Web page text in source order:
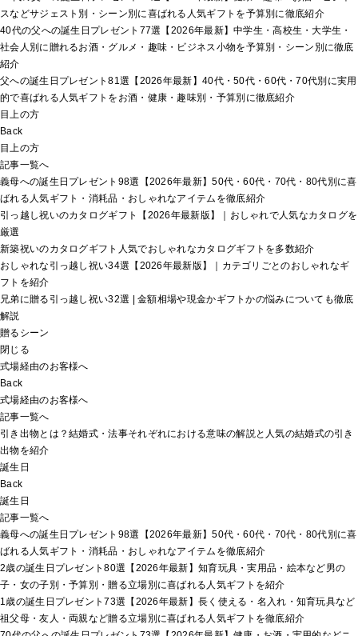
スなどサジェスト別・シーン別に喜ばれる人気ギフトを予算別に徹底紹介
40代の父への誕生日プレゼント77選【2026年最新】中学生・高校生・大学生・
社会人別に贈れるお酒・グルメ・趣味・ビジネス小物を予算別・シーン別に徹底
紹介
父への誕生日プレゼント81選【2026年最新】40代・50代・60代・70代別に実用
的で喜ばれる人気ギフトをお酒・健康・趣味別・予算別に徹底紹介
目上の方
Back
目上の方
記事一覧へ
義母への誕生日プレゼント98選【2026年最新】50代・60代・70代・80代別に喜
ばれる人気ギフト・消耗品・おしゃれなアイテムを徹底紹介
引っ越し祝いのカタログギフト【2026年最新版】｜おしゃれで人気なカタログを
厳選
新築祝いのカタログギフト人気でおしゃれなカタログギフトを多数紹介
おしゃれな引っ越し祝い34選【2026年最新版】｜カテゴリごとのおしゃれなギ
フトを紹介
兄弟に贈る引っ越し祝い32選 | 金額相場や現金かギフトかの悩みについても徹底
解説
贈るシーン
閉じる
式場経由のお客様へ
Back
式場経由のお客様へ
記事一覧へ
引き出物とは？結婚式・法事それぞれにおける意味の解説と人気の結婚式の引き
出物を紹介
誕生日
Back
誕生日
記事一覧へ
義母への誕生日プレゼント98選【2026年最新】50代・60代・70代・80代別に喜
ばれる人気ギフト・消耗品・おしゃれなアイテムを徹底紹介
2歳の誕生日プレゼント80選【2026年最新】知育玩具・実用品・絵本など男の
子・女の子別・予算別・贈る立場別に喜ばれる人気ギフトを紹介
1歳の誕生日プレゼント73選【2026年最新】長く使える・名入れ・知育玩具など
祖父母・友人・両親など贈る立場別に喜ばれる人気ギフトを徹底紹介